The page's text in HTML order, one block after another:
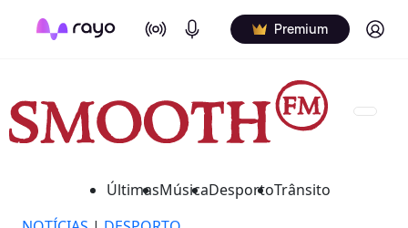
On Air Podcasts Premium Log in
ÚltimasMúsicaDesportoTrânsito